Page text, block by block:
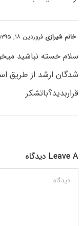
خانم شیرازی فروردین ۱۸, ۱۳۹۵ at ۱۱:۲۳ ق٫ظ
سلام خسته نباشید
قراربدید؟باتشکر
Leave A دیدگاه
دیدگاه